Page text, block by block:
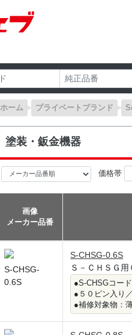
ホーム プライベートブランド
塗装・鈑金機器
価格帯
画像
メーカー品番
S-CHSG-
0.6S
S-CHSG-0.6S
Ｓ－ＣＨＳＧ
●S-CHSGコー
●５０ピン入り
●補修対象物：